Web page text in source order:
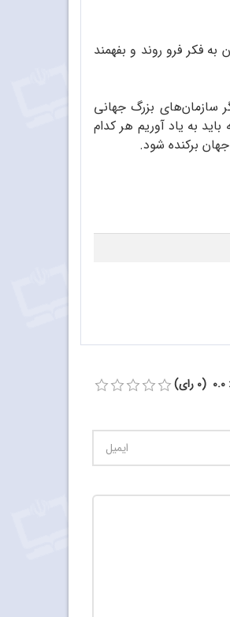
و منافع. 20 آذر باید روزی باشد که جهانیان به فکر فرو روند و بفهمند
سازمان‌های بزرگ جهانی
و اتحاد، به سوی جهانی بهتر و عادلانه‌تر پیش برویم. 20 آذر روزی است که باید به یاد آوریم هر کدام
برکنده شود.